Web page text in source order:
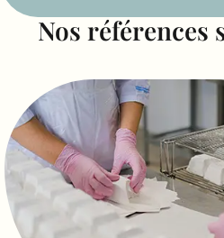
Nos références